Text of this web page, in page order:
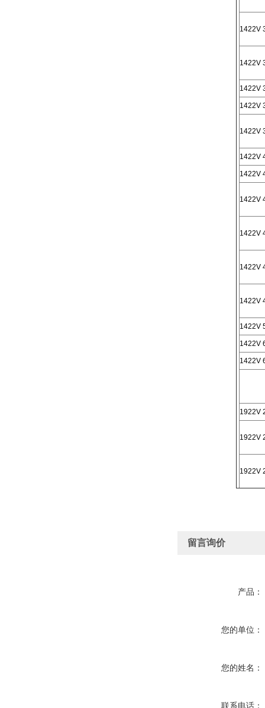
1422V
1422V
1422V
1422V
1422V
1422V
1422V
1422V
1422V
1422V
1422V
1422V
1422V
1422V
1922V
1922V
1922V
留言询价
产品：
您的单位：
您的姓名：
联系电话：